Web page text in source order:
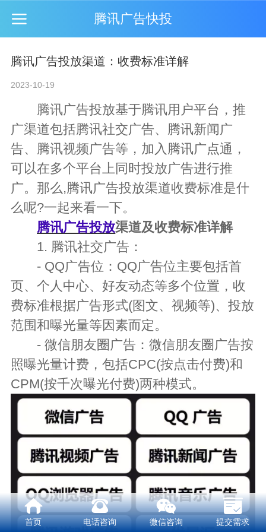
腾讯广告快投
腾讯广告投放渠道：收费标准详解
2023-10-19
腾讯广告投放基于腾讯用户平台，推
广渠道包括腾讯社交广告、 腾讯新闻广
告、腾讯视频广告等，加入 腾讯广点通 ，
可以在多个平台上同时投放广告进行推
广。那么,腾讯广告投放渠道收费标准是什
么呢?一起来看一下。
腾讯广告投放渠道及收费标准详解
1. 腾讯社交广告：
- QQ广告位：QQ广告位主要包括首
页、个人中心、好友动态等多个位置，收
费标准根据广告形式(图文、视频等)、投放
范围和曝光量等因素而定。
- 微信朋友圈广告：微信朋友圈广告按
照曝光量计费，包括CPC(按点击付费)和
CPM(按千次曝光付费)两种模式。
首页 电话咨询 微信咨询 提交需求